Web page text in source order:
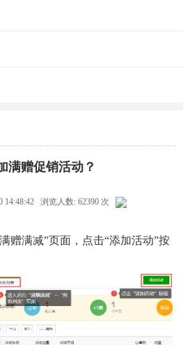
满赠促销活动？
14:48:42 浏览人数: 62390 次
赠满减”页面，点击“添加活动”按